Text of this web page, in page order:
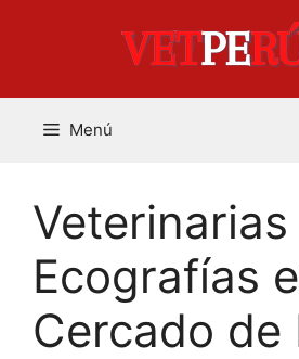
Menú
Ecografías
Cercado de